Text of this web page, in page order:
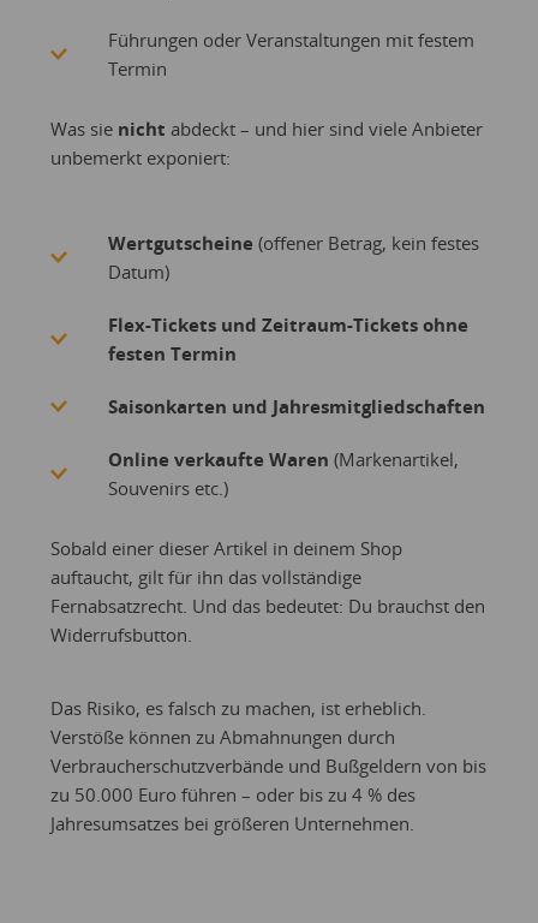
Führungen oder Veranstaltungen mit festem
Termin
Was sie nicht abdeckt – und hier sind viele Anbieter
unbemerkt exponiert:
Wertgutscheine(offener Betrag, kein festes
Datum)
Flex-Tickets und Zeitraum-Tickets ohne
festen Termin
Saisonkarten und Jahresmitgliedschaften
Online verkaufte Waren (Markenartikel,
Souvenirs etc.)
Sobald einer dieser Artikel in deinem Shop
auftaucht, gilt für ihn das vollständige
Fernabsatzrecht. Und das bedeutet: Du brauchst den
Widerrufsbutton.
Das Risiko, es falsch zu machen, ist erheblich.
Verstöße können zu Abmahnungen durch
Verbraucherschutzverbände und Bußgeldern von bis
zu 50.000 Euro führen – oder bis zu 4 % des
Jahresumsatzes bei größeren Unternehmen.